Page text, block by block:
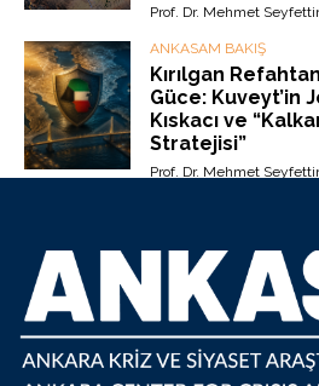
Prof. Dr. Mehmet
ANKASAM BAKIŞ
Kırılgan Refahtan
Güce: Kuveyt’in
Kıskacı ve
Stratejisi”
Prof. Dr. Mehmet